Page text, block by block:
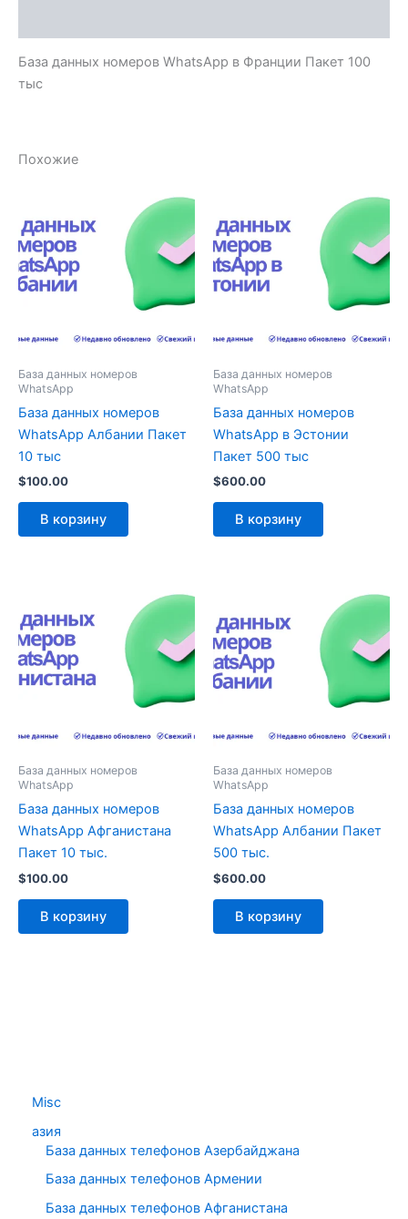
Misc
азия
База данных телефонов Азербайджана
База данных телефонов Армении
База данных телефонов Афганистана
База данных номеров WhatsApp в Франции Пакет 100
тыс
Похожие
База данных номеров
WhatsApp
База данных номеров
WhatsApp Албании Пакет
10 тыс
$100.00
В корзину
База данных номеров
WhatsApp
База данных номеров
WhatsApp в Эстонии
Пакет 500 тыс
$600.00
В корзину
База данных номеров
WhatsApp
База данных номеров
WhatsApp Афганистана
Пакет 10 тыс.
$100.00
В корзину
База данных номеров
WhatsApp
База данных номеров
WhatsApp Албании Пакет
500 тыс.
$600.00
В корзину